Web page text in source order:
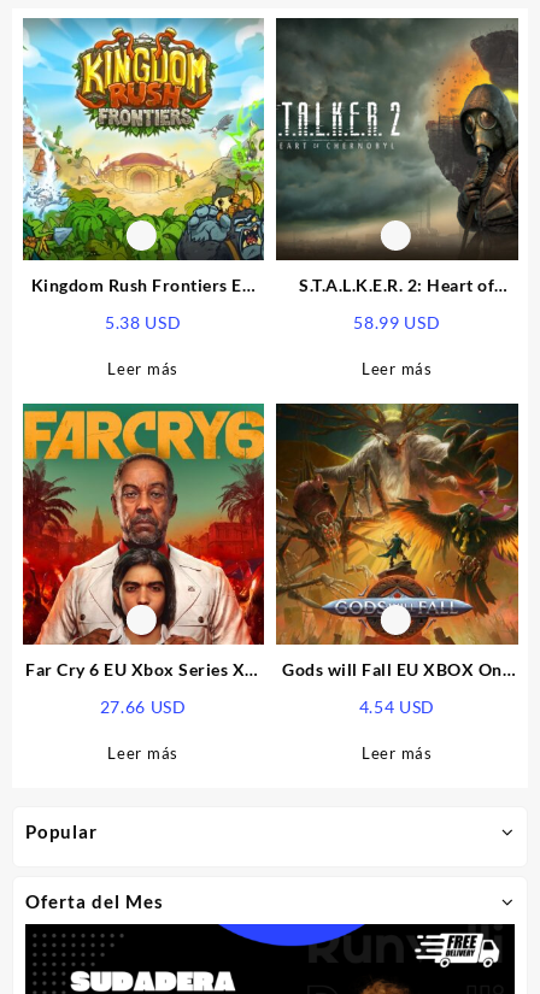
Popular
Oferta del Mes
Kingdom Rush Frontiers EU
CD Key
5.38 USD
Leer más
S.T.A.L.K.E.R. 2: Heart of
Xbox Series X|S CD Key
58.99 USD
Leer más
Far Cry 6 EU Xbox Series X|S
27.66 USD
Leer más
Gods will Fall EU XBOX One
4.54 USD
Leer más